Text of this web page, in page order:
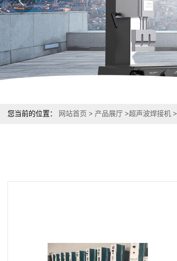
您当前的位置： 网站首页 > 产品展厅 >超声波焊接机 >